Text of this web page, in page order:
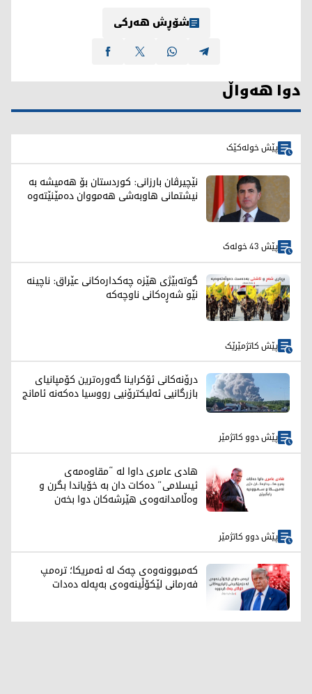
شۆڕش هەرکی
دوا هەواڵ
پێش خولەکێک
نێچیرڤان بارزانی: کوردستان بۆ هەمیشە بە
نیشتمانی هاوبەشی هەمووان دەمێنێتەوە
پێش 43 خولەک
گوتەبێژی هێزە چەکدارەکانی عێراق: ناچینە
نێو شەڕەکانی ناوچەکە
پێش کاتژمێرێک
درۆنەکانی ئۆکراینا گەورەترین کۆمپانیای
بازرگانیی ئەلیکترۆنیی رووسیا دەکەنە ئامانج
پێش دوو کاتژمێر
هادی عامری داوا لە “مقاوەمەی
ئیسلامی” دەکات دان بە خۆیاندا بگرن و
وەڵامدانەوەی هێرشەکان دوا بخەن
پێش دوو کاتژمێر
کەمبوونەوەی چەک لە ئەمریکا؛ ترەمپ
فەرمانی لێکۆڵینەوەی بەپەلە دەدات